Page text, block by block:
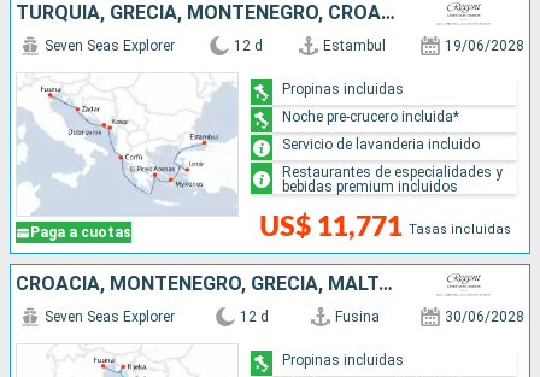
TURQUÍA, GRECIA, MONTENEGRO, CROACIA, ITALIA
Paga a cuotas
Seven Seas Explorer 12 d Estambul 19/06/2028
US$ 11,771 Tasas incluidas
Propinas incluidas
Noche pre-crucero incluida*
Servicio de lavanderia incluido
Restaurantes de especialidades y
bebidas premium incluidos
CROACIA, MONTENEGRO, GRECIA, MALTA, ITALIA
Seven Seas Explorer 12 d Fusina 30/06/2028
Propinas incluidas